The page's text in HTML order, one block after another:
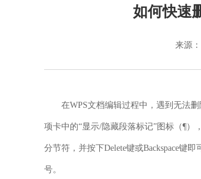
如何快速
来源：
在WPS文档编辑过程中，遇到无法
项卡中的“显示/隐藏段落标记”图标（¶
分节符，并按下Delete键或Backspace键即
号。